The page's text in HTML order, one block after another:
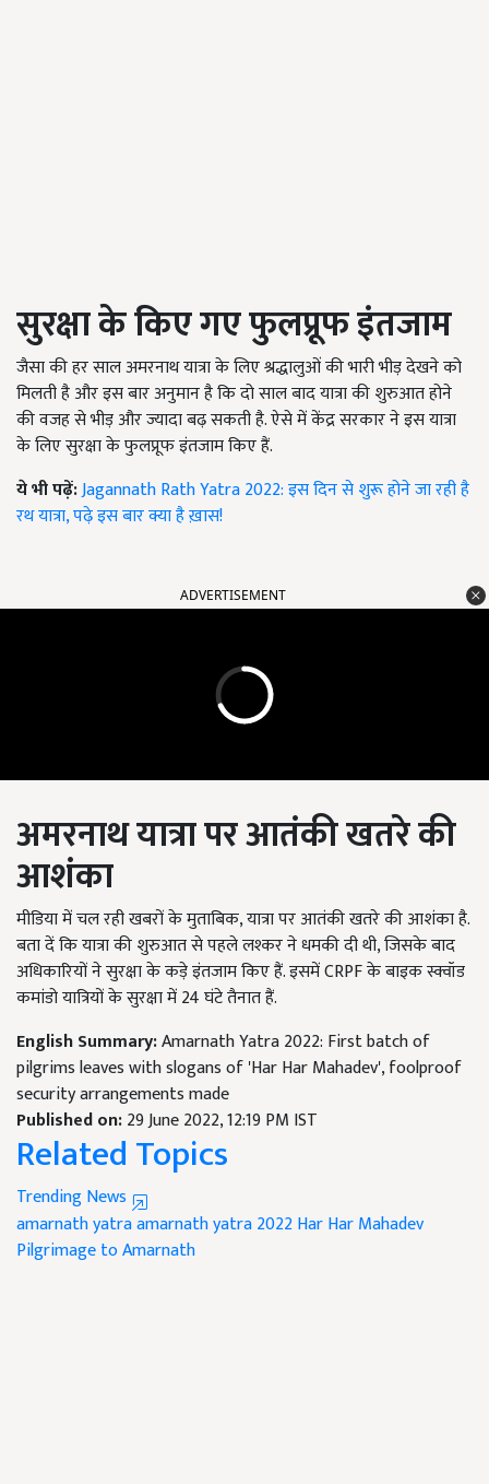
सुरक्षा के किए गए फुलप्रूफ इंतजाम
जैसा की हर साल अमरनाथ यात्रा के लिए श्रद्धालुओं की भारी भीड़ देखने को
मिलती है और इस बार अनुमान है कि दो साल बाद यात्रा की शुरुआत होने
की वजह से भीड़ और ज्यादा बढ़ सकती है. ऐसे में केंद्र सरकार ने इस यात्रा
के लिए सुरक्षा के फुलप्रूफ इंतजाम किए हैं.
ये भी पढ़ें:Jagannath Rath Yatra 2022: इस दिन से शुरू होने जा रही है
रथ यात्रा, पढ़े इस बार क्या है ख़ास!
ADVERTISEMENT
अमरनाथ यात्रा पर आतंकी खतरे की
आशंका
मीडिया में चल रही खबरों के मुताबिक, यात्रा पर आतंकी खतरे की आशंका है.
बता दें कि यात्रा की शुरुआत से पहले लश्कर ने धमकी दी थी, जिसके बाद
अधिकारियों ने सुरक्षा के कड़े इंतजाम किए हैं. इसमें CRPF के बाइक स्क्वॉड
कमांडो यात्रियों के सुरक्षा में 24 घंटे तैनात हैं.
English Summary:Amarnath Yatra 2022: First batch of
pilgrims leaves with slogans of 'Har Har Mahadev', foolproof
security arrangements made
Published on:29 June 2022, 12:19 PM IST
Related Topics
Trending News
amarnath yatraamarnath yatra 2022Har Har Mahadev
Pilgrimage to Amarnath